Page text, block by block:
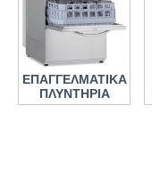
ΕΠΑΓΓΕΛΜΑΤΙΚΑ
ΠΛΥΝΤΗΡΙΑ